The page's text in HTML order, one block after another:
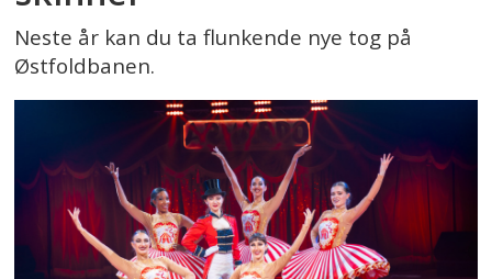
Neste år kan du ta flunkende nye tog på
Østfoldbanen.